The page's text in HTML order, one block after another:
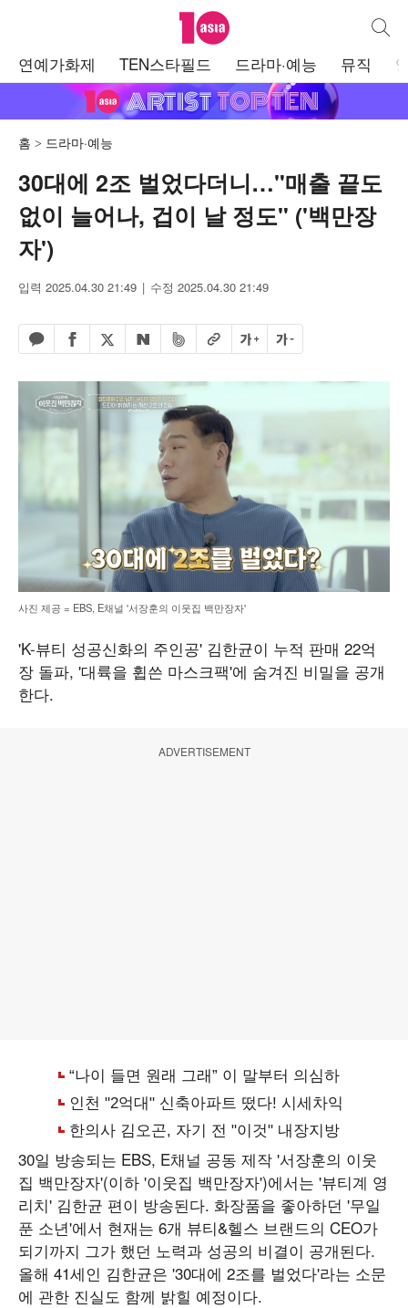
텐아시아 통합
연예가화제 TEN스타필드 드라마·예능 뮤직
홈 드라마·예능
30대에 2조 벌었다더니…"매출 끝도
없이 늘어나, 겁이 날 정도" ('백만장
자')
입력 2025.04.30 21:49 수정 2025.04.30 21:49
카카오톡 공유하기
페이스북 공유하기
엑스 공유하기
네이버 공유하기
밴드 공유하기
URL복사글자 크게글자 작게
사진 제공 = EBS, E채널 '서장훈의 이웃집 백만장자'
'K-뷰티 성공신화의 주인공' 김한균이 누적 판매 22억
장 돌파, '대륙을 휩쓴 마스크팩'에 숨겨진 비밀을 공개
한다.
ADVERTISEMENT
30일 방송되는 EBS, E채널 공동 제작 '서장훈의 이웃
집 백만장자'(이하 '이웃집 백만장자')에서는 '뷰티계 영
리치' 김한균 편이 방송된다. 화장품을 좋아하던 '무일
푼 소년'에서 현재는 6개 뷰티&헬스 브랜드의 CEO가
되기까지 그가 했던 노력과 성공의 비결이 공개된다.
올해 41세인 김한균은 '30대에 2조를 벌었다'라는 소문
에 관한 진실도 함께 밝힐 예정이다.